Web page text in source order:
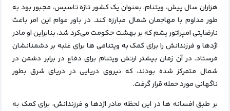
هزاران سال پیش، ویتنام، بعنوان یک کشور تازه تاسیس، مجبور بود به
طور مداوم با مهاجمان شمال مبارزه کند. در باور عوام این امر باعث
نارضایتی امپراتور یشم که بر بهشتحکومت می‌کرد شد، بنابراین او مادر
اژدها و فرزندانش را برای کمک به ویتنامی‌ ها برای غلبه بر دشمنانشان
فرستاد. در آن زمان بیشتر ارتش ویتنام برای دفاع در برابر دشمن در
شمال متمرکز شده بودند، که نیروی دریایی در دریای شرق بطور
ناگهانی مورد حمله قرار گرفت.
بر طبق افسانه‌ ها در این لحظه مادر اژدها و فرزندانش، برای کمک به